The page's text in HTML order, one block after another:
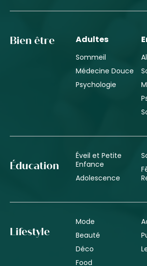
Bien être Adultes
Sommeil
Médecine Douce
Psychologie
Éducation
Éveil et Petite
Enfance
Adolescence
Lifestyle
Mode
Beauté
Déco
Food